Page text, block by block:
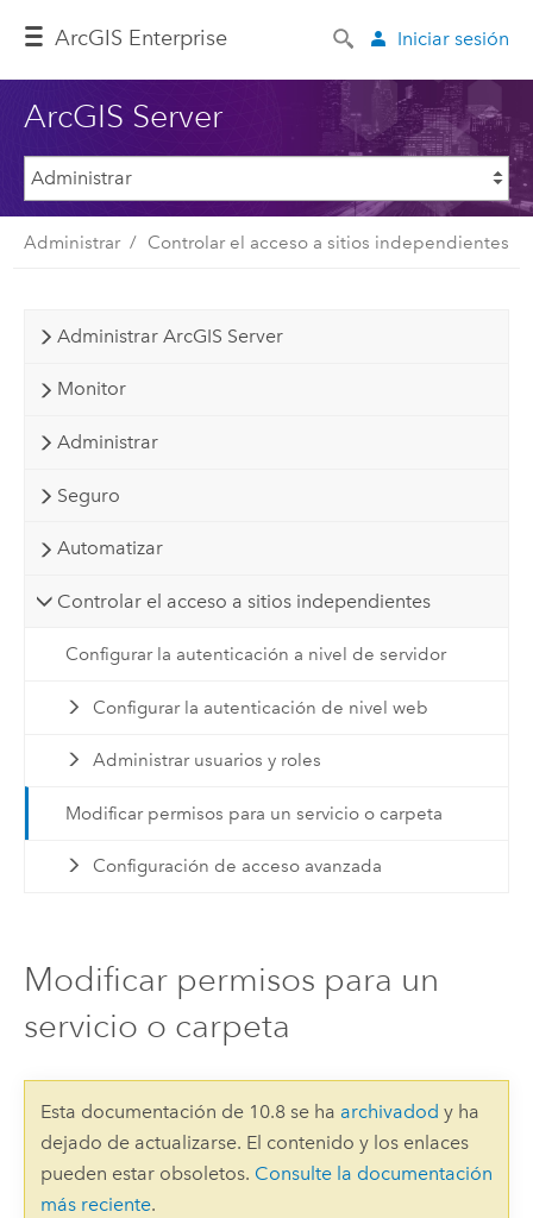
ArcGIS Enterprise Iniciar sesión
ArcGIS Server
Administrar Controlar el acceso a sitios independientes
Administrar ArcGIS Server
Monitor
Administrar
Seguro
Automatizar
Controlar el acceso a sitios independientes
Configurar la autenticación a nivel de servidor
Configurar la autenticación de nivel web
Administrar usuarios y roles
Modificar permisos para un servicio o carpeta
Configuración de acceso avanzada
Modificar permisos para un
servicio o carpeta
Esta documentación de 10.8 se ha archivadod y ha
dejado de actualizarse. El contenido y los enlaces
pueden estar obsoletos. Consulte la documentación
más reciente.